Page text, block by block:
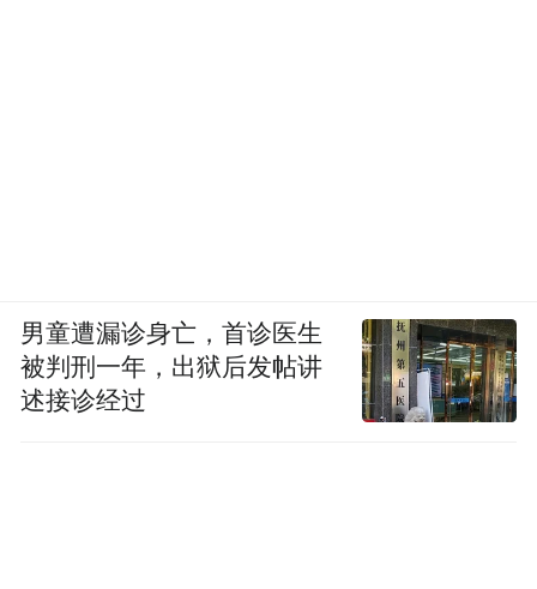
男童遭漏诊身亡，首诊医生
被判刑一年，出狱后发帖讲
述接诊经过